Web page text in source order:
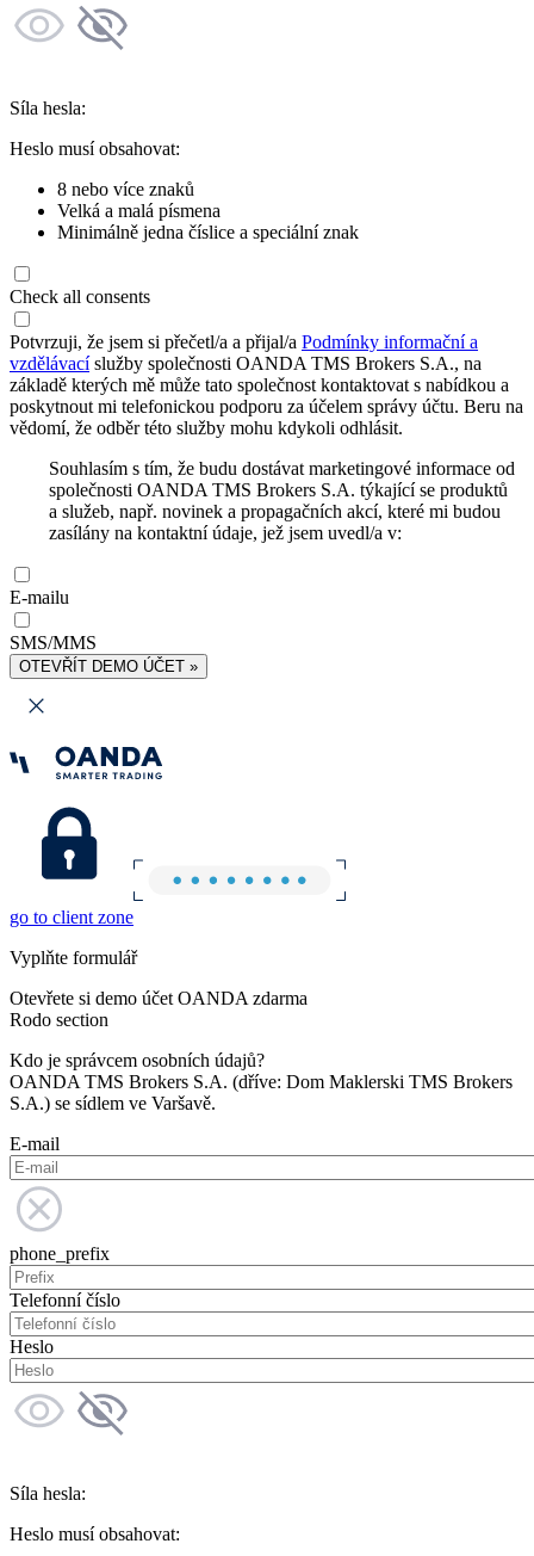
Síla hesla:
Heslo musí obsahovat:
8 nebo více znaků
Velká a malá písmena
Minimálně jedna číslice a speciální znak
Check all consents
Potvrzuji, že jsem si přečetl/a a přijal/a Podmínky informační a
vzdělávacíslužby společnosti OANDA TMS Brokers S.A., na
základě kterých mě může tato společnost kontaktovat s nabídkou a
poskytnout mi telefonickou podporu za účelem správy účtu. Beru na
vědomí, že odběr této služby mohu kdykoli odhlásit.
Souhlasím s tím, že budu dostávat marketingové informace od
společnosti OANDA TMS Brokers S.A. týkající se produktů
a služeb, např. novinek a propagačních akcí, které mi budou
zasílány na kontaktní údaje, jež jsem uvedl/a v:
E-mailu
SMS/MMS
OTEVŘÍT DEMO ÚČET »
go to client zone
Vyplňte formulář
Otevřete si demo účet OANDA zdarma
Rodo section
Kdo je správcem osobních údajů?
OANDA TMS Brokers S.A. (dříve: Dom Maklerski TMS Brokers
S.A.) se sídlem ve Varšavě.
E-mail
phone_prefix
Telefonní číslo
Heslo
Síla hesla:
Heslo musí obsahovat: